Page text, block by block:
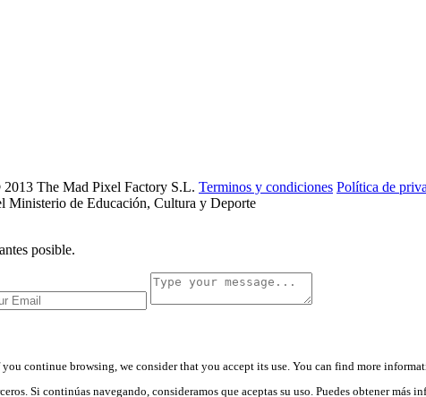
The Mad Pixel Factory S.L. Terminos y condiciones Política de
posible.
continue browsing, we consider that you accept its use. You can find more
Si continúas navegando, consideramos que aceptas su uso. Puedes obtener más